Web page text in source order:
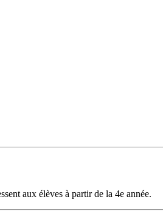
aux élèves à partir de la 4e année.